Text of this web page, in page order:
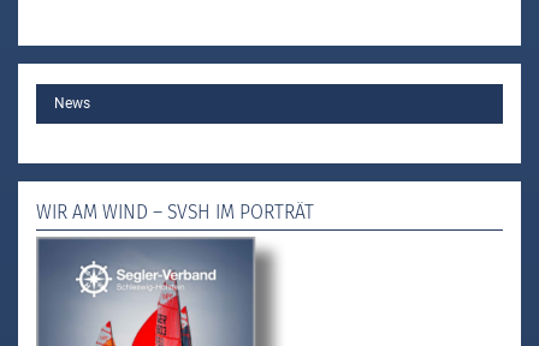
MAINNews
WIR AM WIND – SVSH IM PORTRÄT